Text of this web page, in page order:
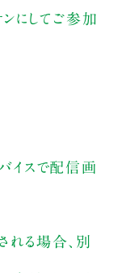
ンにしてご参加
イスで配信画
る場合、別